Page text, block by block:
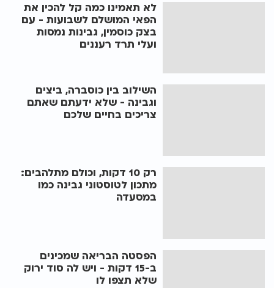
לא תאמינו כמה קל להכין את
הפאי המושלם לשבועות - עם
בצק כוסמין, גבינות נמסות
ועלי תרד רעננים
השילוב בין כוסברה, ביצים
וגבינה - שלא ידעתם שאתם
צריכים בחיים שלכם
רק 10 דקות, וכולם מתלהבים:
מתכון לטוסטוני גבינה כמו
במסעדה
הפסטה הבריאה שמכינים
ב-15 דקות - ויש לה סוד ירוק
שלא תצפו לו